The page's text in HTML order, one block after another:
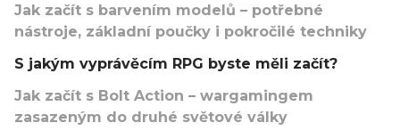
Jak začít s barvením modelů – potřebné
nástroje, základní poučky i pokročilé techniky
S jakým vyprávěcím RPG byste měli začít?
Jak začít s Bolt Action – wargamingem
zasazeným do druhé světové války